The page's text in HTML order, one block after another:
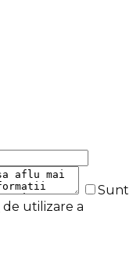
Sunt
de utilizare a